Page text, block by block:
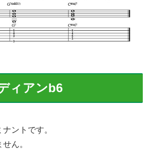
ィアンb6
ントです。
ん。